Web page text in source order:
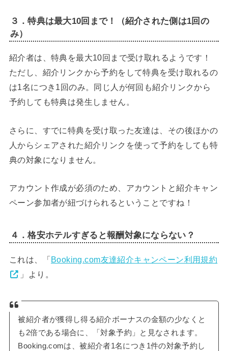
３．特典は最大10回まで！（紹介された側は1回の
み）
紹介者は、特典を最大10回まで受け取れるようです！
ただし、紹介リンクから予約をして特典を受け取れるの
は1名につき1回のみ。同じ人が何回も紹介リンクから
予約しても特典は発生しません。
さらに、すでに特典を受け取った友達は、その後ほかの
人からシェアされた紹介リンクを使って予約をしても特
典の対象になりません。
アカウント作成が必須のため、アカウントと紹介キャン
ペーン参加者が紐づけられるということですね！
４．格安ホテルすぎると報酬対象にならない？
これは、「Booking.com友達紹介キャンペーン利用規約
」より。
被紹介者が獲得し得る紹介ボーナスの金額の少なくと
も2倍である場合に、「対象予約」と見なされます。
Booking.comは、被紹介者1名につき1件の対象予約し